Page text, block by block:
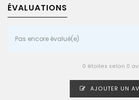
ÉVALUATIONS
Pas encore évalué(e)
0 étoiles selon 0
AJOUTER UN